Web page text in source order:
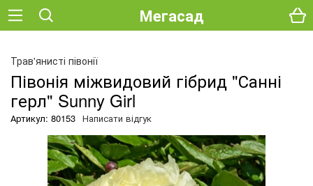
Мегасад
Трав'янисті півонії
Півонія міжвидовий гібрид "Санні
герл" Sunny Girl
Артикул: 80153 Написати відгук